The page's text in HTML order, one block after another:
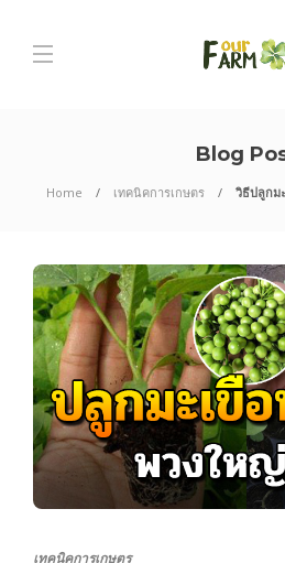
Blog
Home เทคนิคการเกษตร วิธีปลูกม
เทคนิคการเกษตร